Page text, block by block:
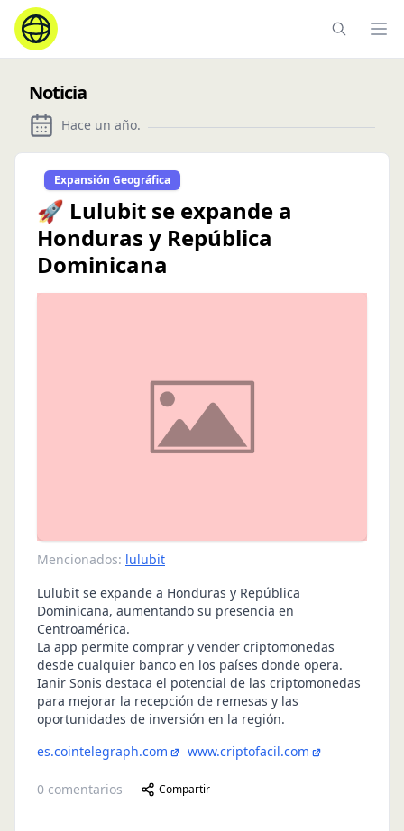
Noticia
Hace un año.
Expansión Geográfica
🚀 Lulubit se expande a
Honduras y República
Dominicana
Mencionados: lulubit
Lulubit se expande a Honduras y República
Dominicana, aumentando su presencia en
Centroamérica.
La app permite comprar y vender criptomonedas
desde cualquier banco en los países donde opera.
Ianir Sonis destaca el potencial de las criptomonedas
para mejorar la recepción de remesas y las
oportunidades de inversión en la región.
es.cointelegraph.com
www.criptofacil.com
0 comentarios Compartir